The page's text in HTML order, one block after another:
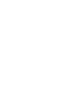
Sejarah Bangsa,